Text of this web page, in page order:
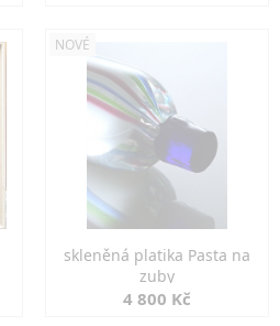
NOVÉ
skleněná platika Pasta na
zuby
4 800 Kč